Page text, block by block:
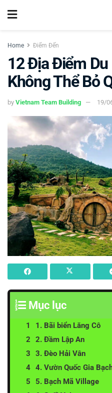
Home Điểm Đến
12 Địa Điểm
Không Thể Bỏ
by Vietnam Team Building 19/
Mục lục
1. Bãi biển Lăng Cô
2. Đầm Lập An
3. Đèo Hải Vân
4. Vườn Quốc Gia
5. Bạch Mã Village